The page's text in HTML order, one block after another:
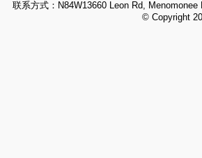
联系方式： N84W13660 Leon Rd,
© Copyright